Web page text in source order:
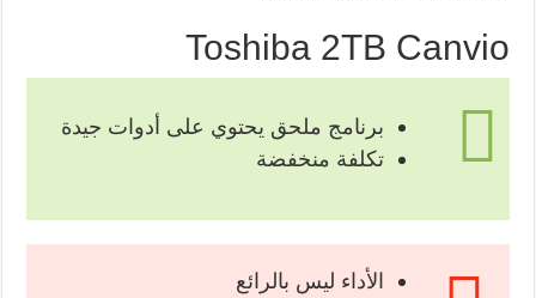
Toshiba 2TB Canvio
برنامج ملحق يحتوي على أدوات جيدة
تكلفة منخفضة
الأداء ليس بالرائع